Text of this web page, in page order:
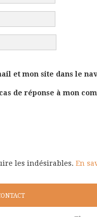
et mon site dans le
de réponse à mon
les indésirables. En